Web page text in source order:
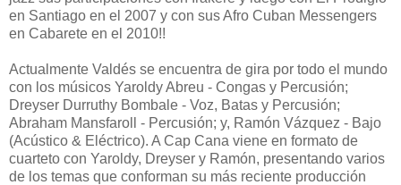
en Santiago en el 2007 y con sus Afro Cuban Messengers
en Cabarete en el 2010!!
Actualmente Valdés se encuentra de gira por todo el mundo
con los músicos Yaroldy Abreu - Congas y Percusión;
Dreyser Durruthy Bombale - Voz, Batas y Percusión;
Abraham Mansfaroll - Percusión; y, Ramón Vázquez - Bajo
(Acústico & Eléctrico). A Cap Cana viene en formato de
cuarteto con Yaroldy, Dreyser y Ramón, presentando varios
de los temas que conforman su más reciente producción